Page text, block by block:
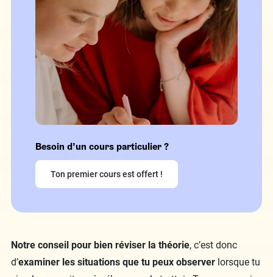
Besoin d’un cours particulier ?
Ton premier cours est offert !
Notre conseil pour bien réviser la théorie, c’est donc
d’examiner les situations que tu peux observer lorsque tu